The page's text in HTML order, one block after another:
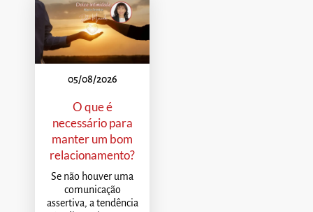
05/08/2026
O que é
necessário para
manter um bom
relacionamento?
Se não houver uma
comunicação
assertiva, a tendência